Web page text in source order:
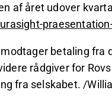
af året udover
betaling
rådgiver for
fra selskabet. /